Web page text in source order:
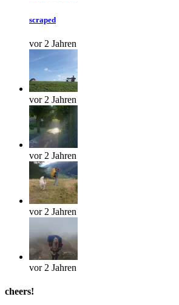
scraped
vor 2 Jahren
vor 2 Jahren
vor 2 Jahren
vor 2 Jahren
vor 2 Jahren
cheers!